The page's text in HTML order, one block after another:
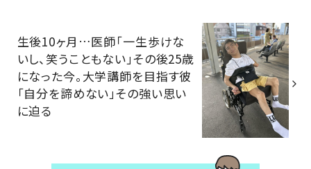
生後10ヶ月…医師「一生歩けな
いし、笑うこともない」その後25歳
になった今。大学講師を目指す彼
「自分を諦めない」その強い思い
に迫る